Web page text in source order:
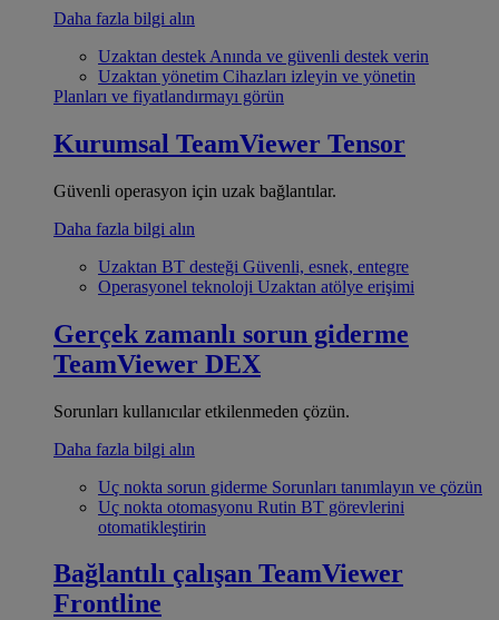
Daha fazla bilgi alın
Uzaktan destek Anında ve güvenli destek verin
Uzaktan yönetim Cihazları izleyin ve yönetin
Planları ve fiyatlandırmayı görün
Kurumsal TeamViewer Tensor
Güvenli operasyon için uzak bağlantılar.
Daha fazla bilgi alın
Uzaktan BT desteği Güvenli, esnek, entegre
Operasyonel teknoloji Uzaktan atölye erişimi
Gerçek zamanlı sorun giderme
TeamViewer DEX
Sorunları kullanıcılar etkilenmeden çözün.
Daha fazla bilgi alın
Uç nokta sorun giderme Sorunları tanımlayın ve çözün
Uç nokta otomasyonu Rutin BT görevlerini
otomatikleştirin
Bağlantılı çalışan TeamViewer
Frontline